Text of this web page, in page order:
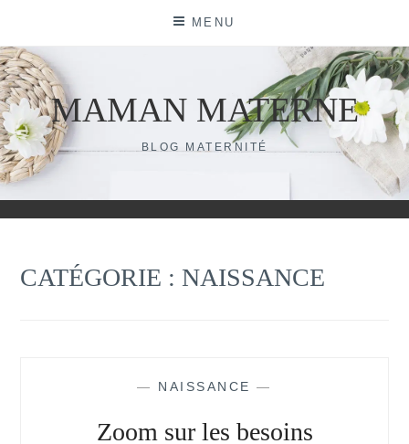
content
MENU
MAMAN MATERNE
BLOG MATERNITÉ
CATÉGORIE :NAISSANCE
— NAISSANCE —
Zoom sur les besoins